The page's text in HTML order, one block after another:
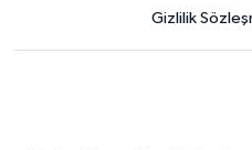
Gizlilik